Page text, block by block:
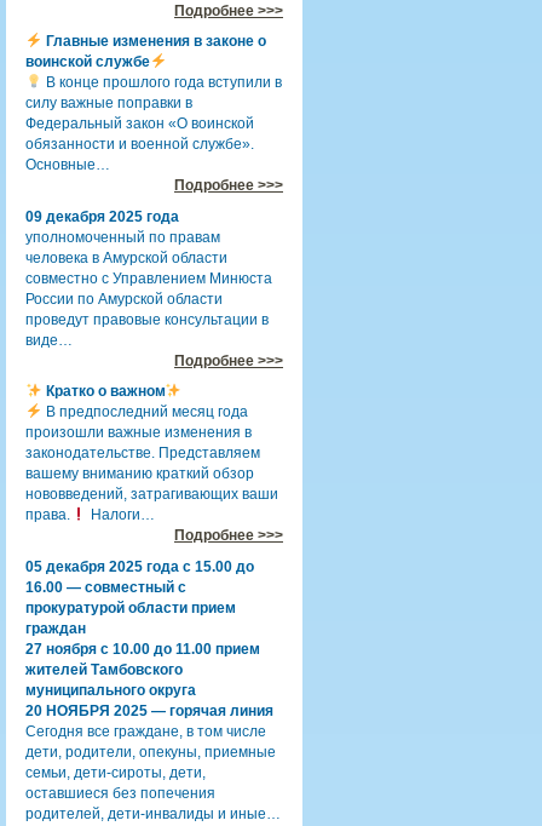
Подробнее >>>
Главные изменения в законе о
воинской службе
В конце прошлого года вступили в
силу важные поправки в
Федеральный закон «О воинской
обязанности и военной службе».
Основные…
Подробнее >>>
09 декабря 2025 года
уполномоченный по правам
человека в Амурской области
совместно с Управлением Минюста
России по Амурской области
проведут правовые консультации в
виде…
Подробнее >>>
Кратко о важном
В предпоследний месяц года
произошли важные изменения в
законодательстве. Представляем
вашему вниманию краткий обзор
нововведений, затрагивающих ваши
права.
Налоги…
Подробнее >>>
05 декабря 2025 года с 15.00 до
16.00 — совместный с
прокуратурой области прием
граждан
27 ноября с 10.00 до 11.00 прием
жителей Тамбовского
муниципального округа
20 НОЯБРЯ 2025 — горячая линия
Сегодня все граждане, в том числе
дети, родители, опекуны, приемные
семьи, дети-сироты, дети,
оставшиеся без попечения
родителей, дети-инвалиды и иные…